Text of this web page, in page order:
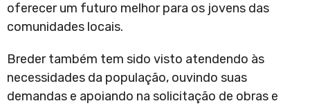
oferecer um futuro melhor para os jovens das
comunidades locais.
Breder também tem sido visto atendendo às
necessidades da população, ouvindo suas
demandas e apoiando na solicitação de obras e